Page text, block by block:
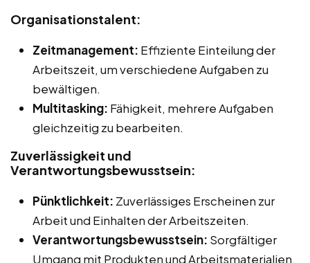
Organisationstalent:
Zeitmanagement: Effiziente Einteilung der
Arbeitszeit, um verschiedene Aufgaben zu
bewältigen.
Multitasking: Fähigkeit, mehrere Aufgaben
gleichzeitig zu bearbeiten.
Zuverlässigkeit und
Verantwortungsbewusstsein:
Pünktlichkeit: Zuverlässiges Erscheinen zur
Arbeit und Einhalten der Arbeitszeiten.
Verantwortungsbewusstsein: Sorgfältiger
Umgang mit Produkten und Arbeitsmaterialien.